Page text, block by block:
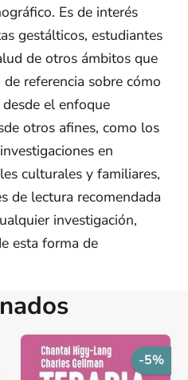
Es de interés
gestálticos, estudiantes
de otros ámbitos que
referencia sobre cómo
el enfoque
otros afines, como los
en
culturales y familiares,
de lectura recomendada
investigación,
esta forma de
-5%